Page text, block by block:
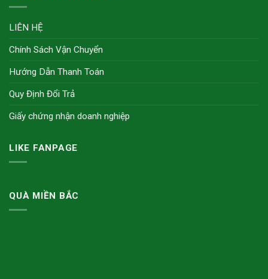
LIÊN HỆ
Chính Sách Vận Chuyển
Hướng Dẫn Thanh Toán
Quy Định Đổi Trả
Giấy chứng nhận doanh nghiệp
LIKE FANPAGE
QUÀ MIỀN BẮC